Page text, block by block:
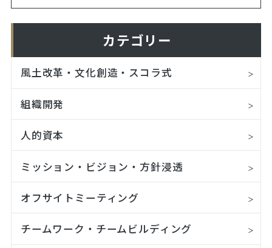
カテゴリー
風土改革・文化創造・スコラ式
組織開発
人的資本
ミッション・ビジョン・方針浸透
オフサイトミーティング
チームワーク・チームビルディング